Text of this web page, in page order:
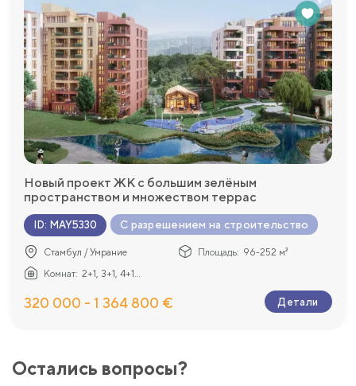
Новый проект ЖК с большим зелёным
пространством и множеством террас
ID: MAY5330 С разрешением на строительство
Стамбул / Умрание Площадь: 96-252 м²
Комнат: 2+1, 3+1, 4+1...
320 000 - 1 364 800 € Детали
Остались вопросы?